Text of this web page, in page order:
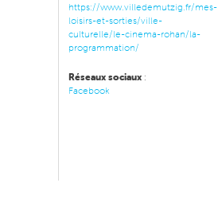
https://www.villedemutzig.fr/mes-
loisirs-et-sorties/ville-
culturelle/le-cinema-rohan/la-
programmation/
Réseaux sociaux :
Facebook